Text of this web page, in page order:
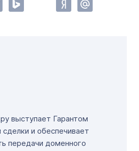
выступает Гарантом
и обеспечивает
передачи доменного